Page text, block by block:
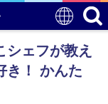
ェフが教え
！ かんた